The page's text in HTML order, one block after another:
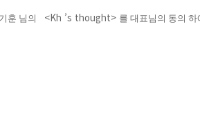
훈 님의 <Kh ’s thought> 를 대표님의 동의